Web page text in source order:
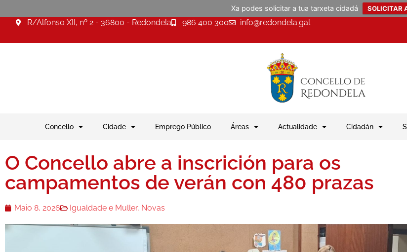
Xa podes solicitar a tua tarxeta cidadá SOLICITAR
R/Alfonso XII, nº 2 - 36800 - Redondela 986 400 300 info@redondela.gal
Concello Cidade Emprego Público Áreas Actualidade Cidadán
O Concello abre a inscrición para os
campamentos de verán con 480 prazas
Maio 8, 2026 Igualdade e Muller, Novas